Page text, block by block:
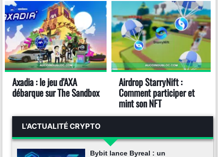
Axadia : le jeu d’AXA
débarque sur The Sandbox
Airdrop StarryNift :
Comment participer et
mint son NFT
L'ACTUALITÉ CRYPTO
Bybit lance Byreal : un